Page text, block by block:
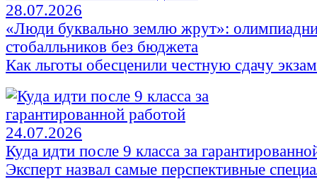
28.07.2026
«Люди буквально землю жрут»:
стобалльников без бюджета
Как льготы обесценили честную сдачу
24.07.2026
Куда идти после 9 класса за
Эксперт назвал самые перспективные